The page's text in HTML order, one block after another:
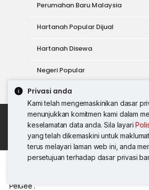
Privasi anda
Kami telah mengemaskinikan dasar
menunjukkan komitmen kami dalam
keselamatan data anda. Sila layari
yang telah dikemaskini untuk
terus melayari laman web ini, anda
persetujuan terhadap dasar privasi
PeiGee .
Perumahan Baru Malaysia
Hartanah Popular Dijual
Hartanah Disewa
Negeri Popular
Alat
Dasar Penggunaan
Syarat Perkhidmatan
Dasar
Syarat Pembelian
© 2026 PropertyGuru International
Sdn. Bhd.